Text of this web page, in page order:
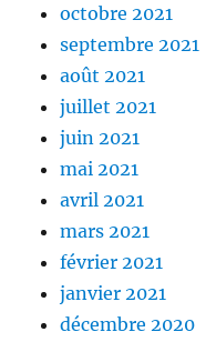
octobre 2021
septembre 2021
août 2021
juillet 2021
juin 2021
mai 2021
avril 2021
mars 2021
février 2021
janvier 2021
décembre 2020